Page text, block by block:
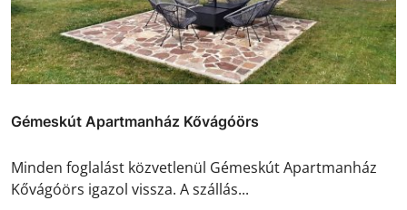
Gémeskút Apartmanház Kővágóörs
Minden foglalást közvetlenül Gémeskút Apartmanház
Kővágóörs igazol vissza. A szállás...